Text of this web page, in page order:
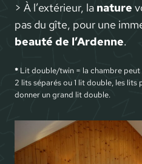
> À l’extérieur, la nature
pas du gîte, pour une
beauté de l’Ardenne.
* Lit double/twin = la chambre
2 lits séparés ou 1 lit double, les
donner un grand lit double.